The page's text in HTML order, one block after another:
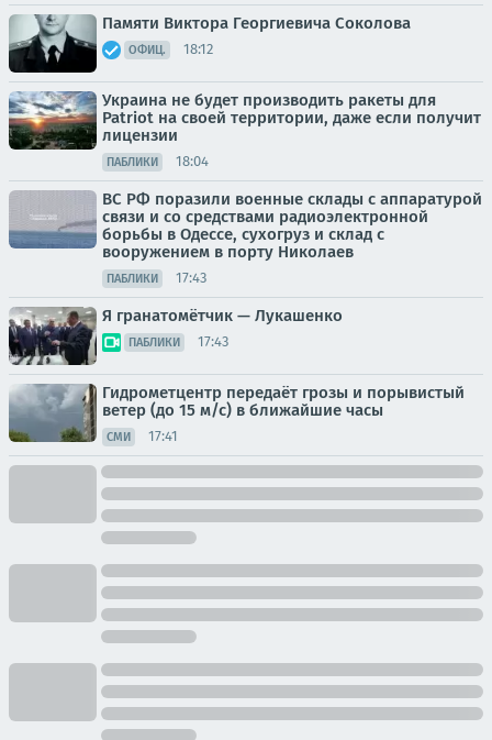
Памяти Виктора Георгиевича Соколова
ОФИЦ. 18:12
Украина не будет производить ракеты для
Patriot на своей территории, даже если получит
лицензии
ПАБЛИКИ 18:04
ВС РФ поразили военные склады с аппаратурой
связи и со средствами радиоэлектронной
борьбы в Одессе, сухогруз и склад с
вооружением в порту Николаев
ПАБЛИКИ 17:43
Я гранатомётчик — Лукашенко
ПАБЛИКИ 17:43
Гидрометцентр передаёт грозы и порывистый
ветер (до 15 м/с) в ближайшие часы
СМИ 17:41